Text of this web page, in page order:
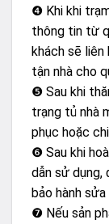
❹ Khi khi
thông tin từ
khách sẽ
tận nhà cho
❺ Sau khi
trạng tủ nhà
phục hoặc
❻ Sau khi
dẫn sử dụng,
bảo hành sửa
❼ Nếu sản